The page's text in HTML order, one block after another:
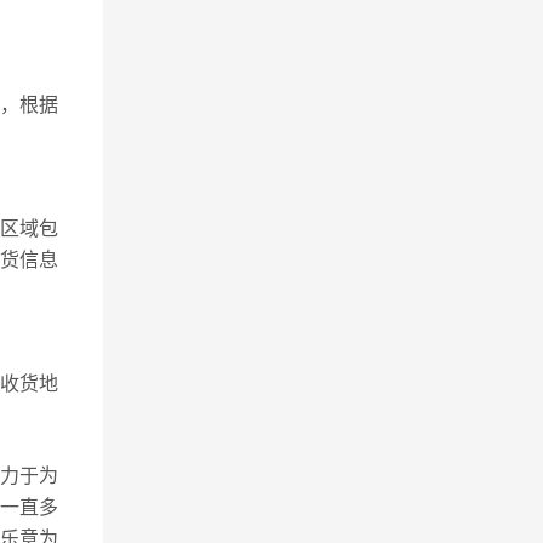
根据
域包
信息
货地
于为
直多
意为